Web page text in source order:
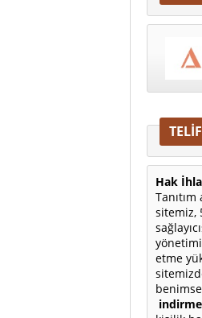
Hak
sitemiz,
etme